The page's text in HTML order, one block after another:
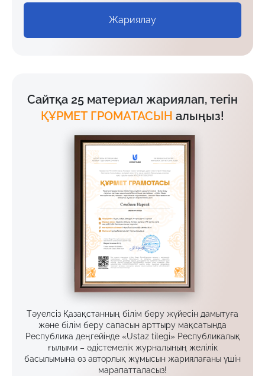
Жариялау
Сайтқа 25 материал жариялап, тегін
ҚҰРМЕТ ГРОМАТАСЫН алыңыз!
Тәуелсіз Қазақстанның білім беру жүйесін дамытуға
және білім беру сапасын арттыру мақсатында
Республика деңгейінде «Ustaz tilegi» Республикалық
ғылыми – әдістемелік журналының желілік
басылымына өз авторлық жұмысын жариялағаны үшін
марапатталасыз!